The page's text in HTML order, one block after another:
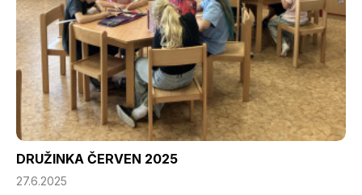
DRUŽINKA ČERVEN 2025
27.6.2025